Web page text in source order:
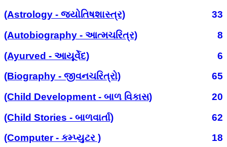
(Astrology - જ્યોતિષશાસ્ત્ર)
33
(Autobiography - આત્મચરિત્ર)
8
(Ayurved - આયૂર્વેદ)
6
(Biography - જીવનચરિત્રો)
65
(Child Development - બાળ વિકાસ)
20
(Child Stories - બાળવાર્તા)
62
(Computer - કમ્પ્યુટર )
18